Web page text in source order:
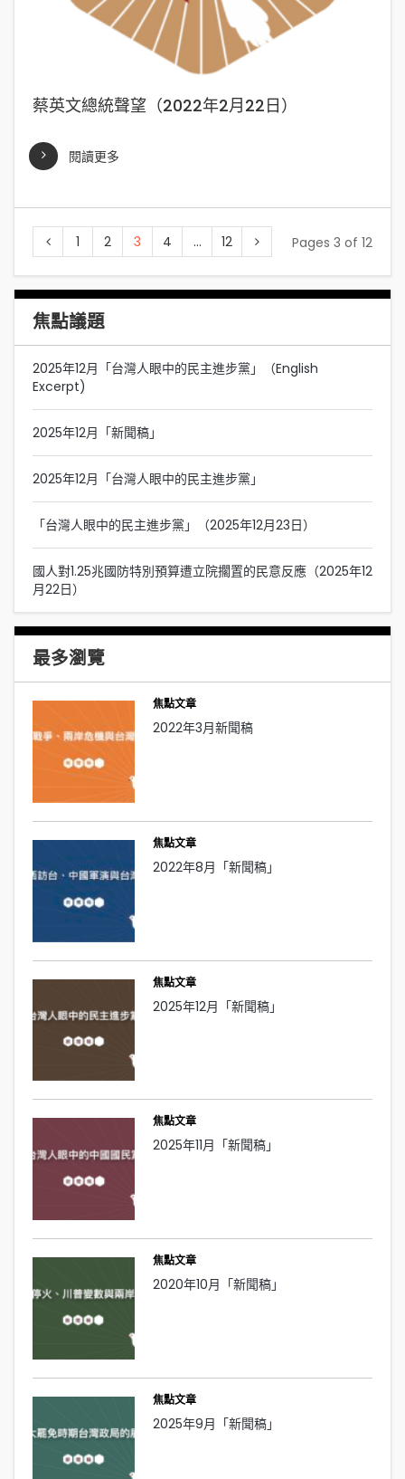
蔡英文總統聲望（2022年2月22日）
閱讀更多
Pages 3 of 12
1 2 3 4 ... 12
焦點議題
2025年12月「台灣人眼中的民主進步黨」（English
Excerpt)
2025年12月「新聞稿」
2025年12月「台灣人眼中的民主進步黨」
「台灣人眼中的民主進步黨」（2025年12月23日）
國人對1.25兆國防特別預算遭立院擱置的民意反應（2025年12
月22日）
最多瀏覽
焦點文章
2022年3月新聞稿
焦點文章
2022年8月「新聞稿」
焦點文章
2025年12月「新聞稿」
焦點文章
2025年11月「新聞稿」
焦點文章
2020年10月「新聞稿」
焦點文章
2025年9月「新聞稿」